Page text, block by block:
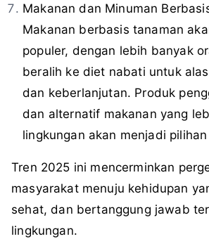
Makanan dan Minuman
Makanan berbasis tanaman
populer, dengan lebih banyak
beralih ke diet nabati untuk
dan keberlanjutan. Produk
dan alternatif makanan yang
lingkungan akan menjadi
Tren 2025 ini mencerminkan
masyarakat menuju kehidupan
sehat, dan bertanggung jawab
lingkungan.